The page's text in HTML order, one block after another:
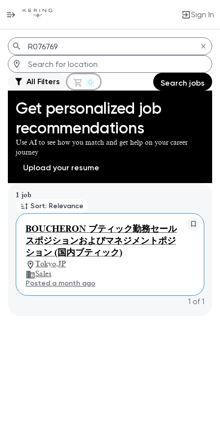
Sign In
Jobs
All Filters 0 Search jobs
Get personalized job
recommendations
Use AI to see how you match and get help on your career
journey
Upload your resume
1 job
Sort: Relevance
BOUCHERON ブティック勤務セール
スポジションおよびマネジメントポジ
ション (国内ブティック)
Tokyo,JP
Sales
Posted a month ago
Page 1 of 1
1 of 1